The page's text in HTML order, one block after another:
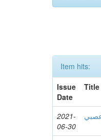
Item hits:
Issue
Date
Title
2021-
06-30
عصبي